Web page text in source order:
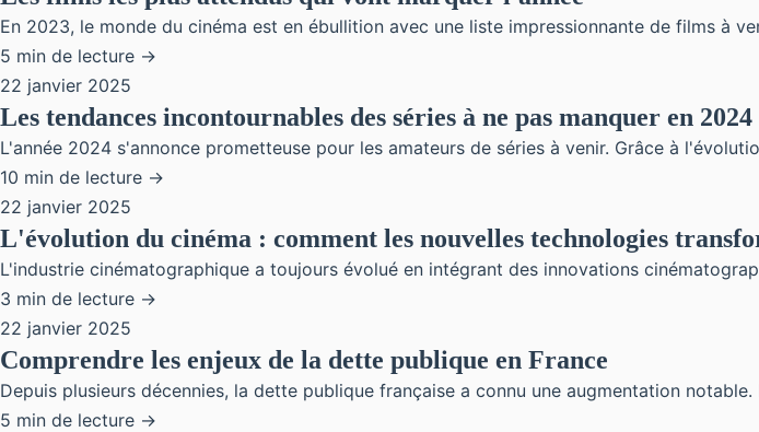
En 2023, le monde du cinéma est en ébullition avec une liste impressionnante de films à
5 min de lecture →
22 janvier 2025
Les tendances incontournables des séries à ne pas manquer en 2024
L'année 2024 s'annonce prometteuse pour les amateurs de séries à venir. Grâce à
10 min de lecture →
22 janvier 2025
L'évolution du cinéma : comment les nouvelles technologies
L'industrie cinématographique a toujours évolué en intégrant des innovations
3 min de lecture →
22 janvier 2025
Comprendre les enjeux de la dette publique en France
Depuis plusieurs décennies, la dette publique française a connu une augmentation
5 min de lecture →